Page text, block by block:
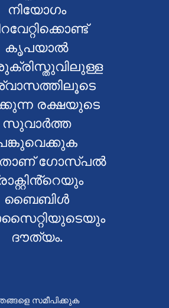
നിയോഗം
കൃപയാൽ
രക്ഷയുടെ
സുവാർത്ത
ഗോസ്പൽ
ബൈബിൾ
ദൗത്യം.
സമീപിക്കുക